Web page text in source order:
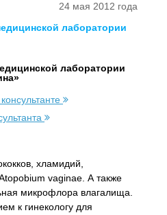
24 мая 2012 года
лаборатории
лаборатории
хламидий,
vaginae. А также
микрофлора влагалища.
к гинекологу для